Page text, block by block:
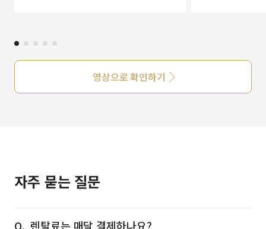
영상으로 확인하기
자주 묻는 질문
렌탈료는 매달 결제하나요?